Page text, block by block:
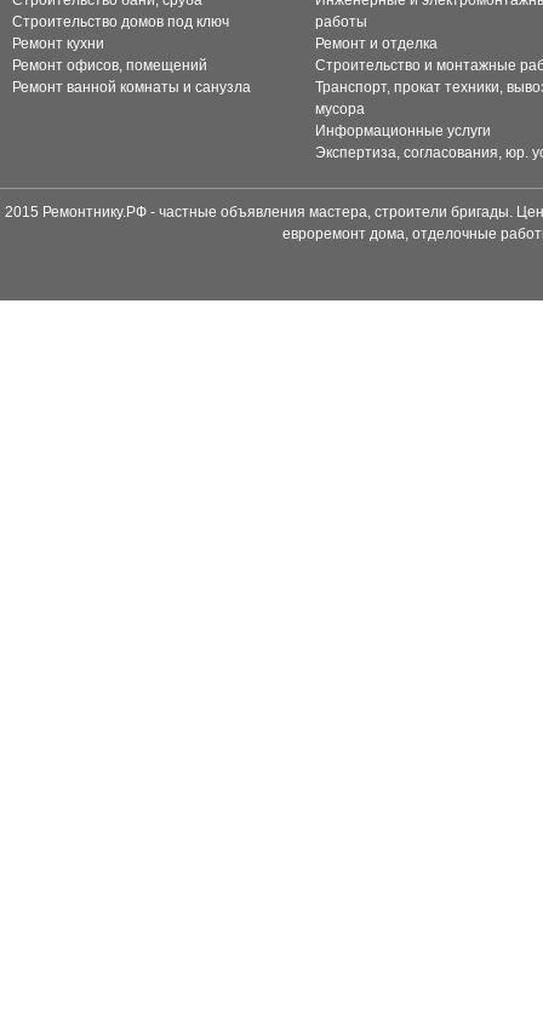
Строительство домов под ключ
Ремонт кухни
Ремонт офисов, помещений
Ремонт ванной комнаты и санузла
работы
Ремонт и отделка
Строительство и монтажные
Транспорт, прокат техники,
мусора
Информационные услуги
Экспертиза, согласования, юр.
2015 Ремонтнику.РФ - частные объявления мастера, строители бригады.
евроремонт дома, отделочные